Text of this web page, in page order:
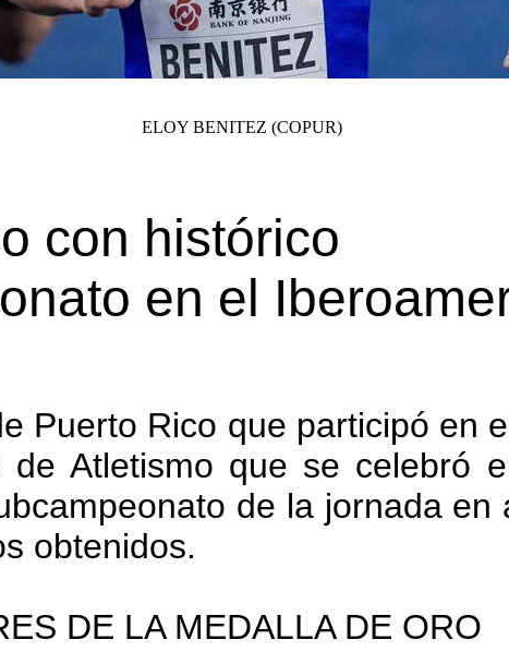
ELOY BENITEZ (COPUR)
con histórico
en el
Puerto Rico que participó en
de Atletismo que se celebró
de la jornada en
obtenidos.
DE LA MEDALLA DE ORO